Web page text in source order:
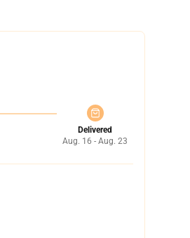
Delivered
Aug. 16 - Aug. 23